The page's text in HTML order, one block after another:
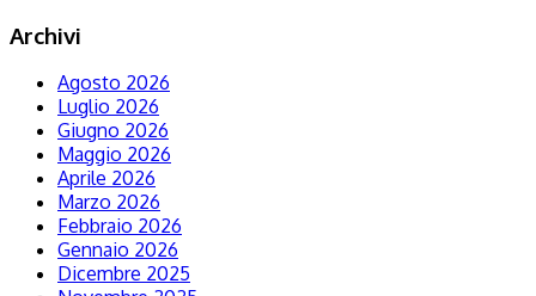
Archivi
Agosto 2026
Luglio 2026
Giugno 2026
Maggio 2026
Aprile 2026
Marzo 2026
Febbraio 2026
Gennaio 2026
Dicembre 2025